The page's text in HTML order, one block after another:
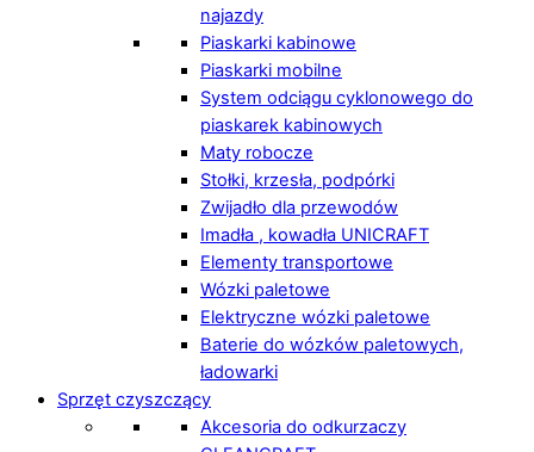
najazdy
Piaskarki kabinowe
Piaskarki mobilne
System odciągu cyklonowego do
piaskarek kabinowych
Maty robocze
Stołki, krzesła, podpórki
Zwijadło dla przewodów
Imadła , kowadła UNICRAFT
Elementy transportowe
Wózki paletowe
Elektryczne wózki paletowe
Baterie do wózków paletowych,
ładowarki
Sprzęt czyszczący
Akcesoria do odkurzaczy